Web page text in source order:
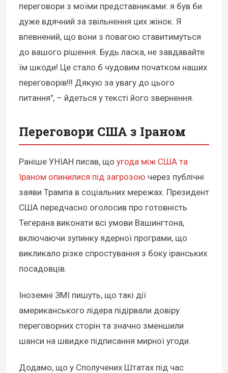
переговори з моїми представниками: я був би
дуже вдячний за звільнення цих жінок. Я
впевнений, що вони з повагою ставитимуться
до вашого рішення. Будь ласка, не завдавайте
їм шкоди! Це стало б чудовим початком наших
переговорів!!! Дякую за увагу до цього
питання", – йдеться у тексті його звернення.
Переговори США з Іраном
Раніше УНІАН писав, що угода між США та
Іраном опинилися під загрозою через публічні
заяви Трампа в соціальних мережах. Президент
США передчасно оголосив про готовність
Тегерана виконати всі умови Вашингтона,
включаючи зупинку ядерної програми, що
викликало різке спростування з боку іранських
посадовців.
Іноземні ЗМІ пишуть, що такі дії
американського лідера підірвали довіру
переговорних сторін та значно зменшили
шанси на швидке підписання мирної угоди.
Додамо, що у Сполучених Штатах під час